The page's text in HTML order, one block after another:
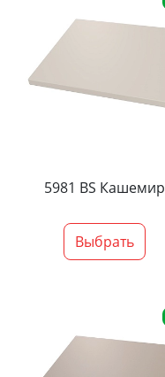
5981 BS Кашемир
Выбрать